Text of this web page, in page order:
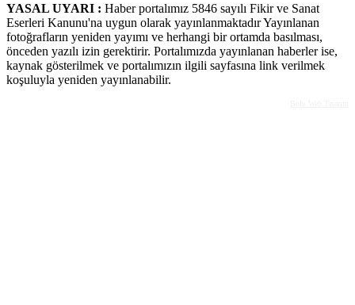
YASAL UYARI : Haber portalımız 5846 sayılı Fikir ve Sanat
Eserleri Kanunu'na uygun olarak yayınlanmaktadır Yayınlanan
fotoğrafların yeniden yayımı ve herhangi bir ortamda basılması,
önceden yazılı izin gerektirir. Portalımızda yayınlanan haberler ise,
kaynak gösterilmek ve portalımızın ilgili sayfasına link verilmek
koşuluyla yeniden yayınlanabilir.